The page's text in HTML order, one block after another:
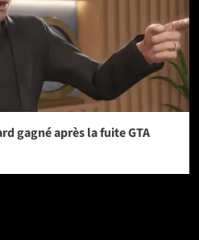
gagné après la fuite GTA